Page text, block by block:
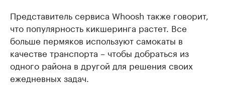
Представитель сервиса Whoosh также говорит,
что популярность кикшеринга растет. Все
больше пермяков используют самокаты в
качестве транспорта – чтобы добраться из
одного района в другой для решения своих
ежедневных задач.